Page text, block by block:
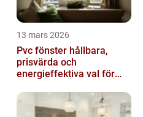
13 mars 2026
Pvc fönster hållbara,
prisvärda och
energieffektiva val för